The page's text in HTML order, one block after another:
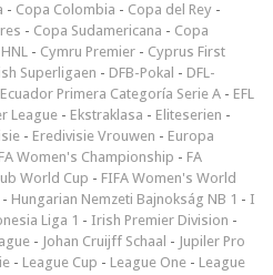
- Copa Colombia - Copa del Rey -
- Copa Sudamericana - Copa
- Cymru Premier - Cyprus First
Superligaen - DFB-Pokal - DFL-
Ecuador Primera Categoría Serie A - EFL
League - Ekstraklasa - Eliteserien -
- Eredivisie Vrouwen - Europa
FA Women's Championship - FA
World Cup - FIFA Women's World
- Hungarian Nemzeti Bajnokság NB 1 - I
Liga 1 - Irish Premier Division -
- Johan Cruijff Schaal - Jupiler Pro
- League Cup - League One - League